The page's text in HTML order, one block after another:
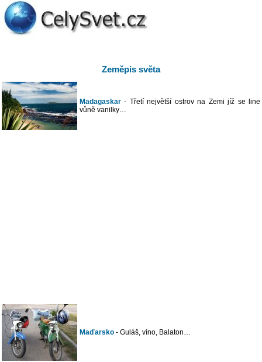
Zeměpis světa
Madagaskar - Třetí největší ostrov na Zemi jíž se line
vůně vanilky…
Maďarsko - Guláš, víno, Balaton…